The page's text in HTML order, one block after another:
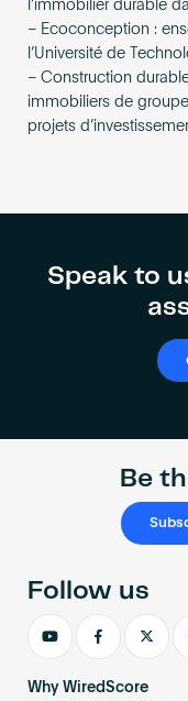
l’immobilier durable
– Ecoconception :
l’Université de
– Construction
immobiliers de
projets
Speak to
Be
Why WiredScore
Follow us